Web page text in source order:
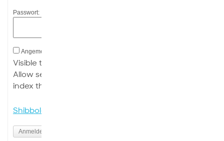
Passwort:
Angemeldet bleiben
Visible to the World.
Allow search engines to
index this site.
Shibboleth Login
Anmelden